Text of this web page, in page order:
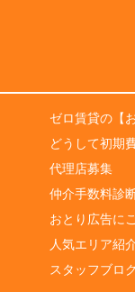
ゼロ賃貸の【
どうして初期
代理店募集
仲介手数料診
おとり広告に
人気エリア紹
スタッフブロ